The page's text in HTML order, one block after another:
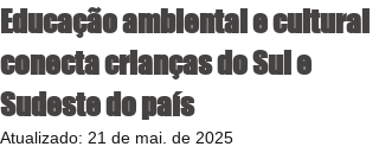
Educação ambiental e cultural
conecta crianças do Sul e
Sudeste do país
Atualizado: 21 de mai. de 2025